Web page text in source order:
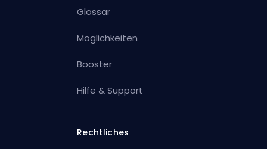
Glossar
Möglichkeiten
Booster
Hilfe & Support
Rechtliches